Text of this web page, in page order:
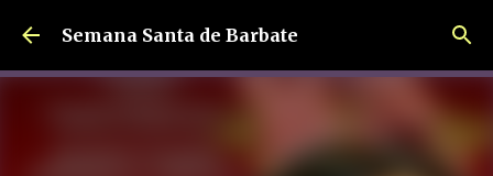
Ir al contenido principal
Semana Santa de Barbate